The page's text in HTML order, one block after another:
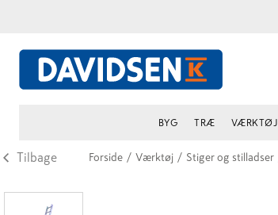
BYG TRÆ VÆRKTØJ
Tilbage Forside / Værktøj / Stiger og stilladser